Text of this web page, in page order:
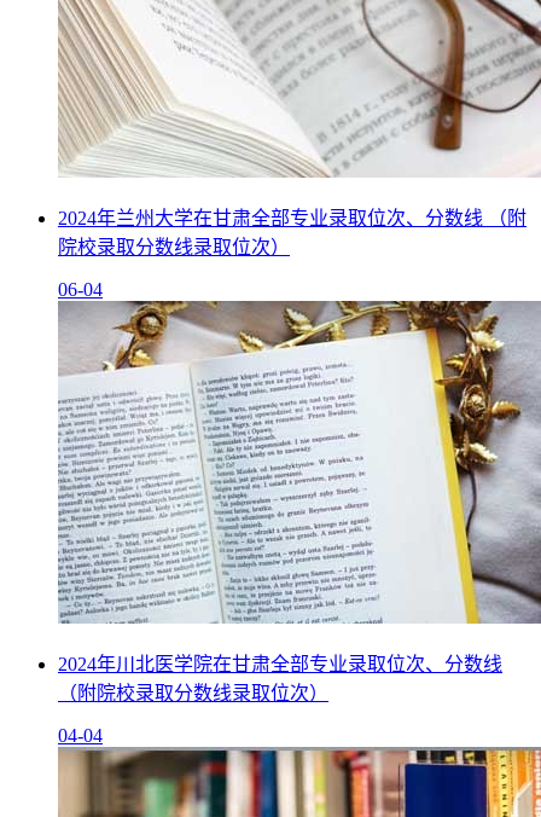
2024年兰州大学在甘肃全部专业录取位次、分数线 （附
院校录取分数线录取位次）
06-04
2024年川北医学院在甘肃全部专业录取位次、分数线
（附院校录取分数线录取位次）
04-04